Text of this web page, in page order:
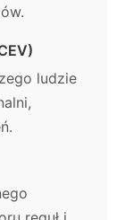
ludzie